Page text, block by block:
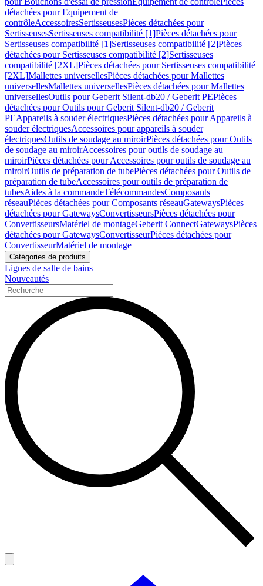
détachées pour Equipement de
contrôleAccessoiresSertisseusesPièces détachées pour
SertisseusesSertisseuses compatibilité [1]Pièces détachées pour
Sertisseuses compatibilité [1]Sertisseuses compatibilité [2]Pièces
détachées pour Sertisseuses compatibilité [2]Sertisseuses
compatibilité [2XL]Pièces détachées pour Sertisseuses compatibilité
[2XL]Mallettes universellesPièces détachées pour Mallettes
universellesMallettes universellesPièces détachées pour Mallettes
universellesOutils pour Geberit Silent-db20 / Geberit PEPièces
détachées pour Outils pour Geberit Silent-db20 / Geberit
PEAppareils à souder électriquesPièces détachées pour Appareils à
souder électriquesAccessoires pour appareils à souder
électriquesOutils de soudage au miroirPièces détachées pour Outils
de soudage au miroirAccessoires pour outils de soudage au
miroirPièces détachées pour Accessoires pour outils de soudage au
miroirOutils de préparation de tubePièces détachées pour Outils de
préparation de tubeAccessoires pour outils de préparation de
tubesAides à la commandeTélécommandesComposants
réseauPièces détachées pour Composants réseauGatewaysPièces
détachées pour GatewaysConvertisseursPièces détachées pour
ConvertisseursMatériel de montageGeberit ConnectGatewaysPièces
détachées pour GatewaysConvertisseurPièces détachées pour
ConvertisseurMatériel de montage
Catégories de produits
Lignes de salle de bains
Nouveautés